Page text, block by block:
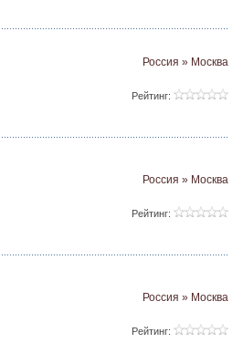
Россия » Москва
Рейтинг:
Россия » Москва
Рейтинг:
Россия » Москва
Рейтинг: